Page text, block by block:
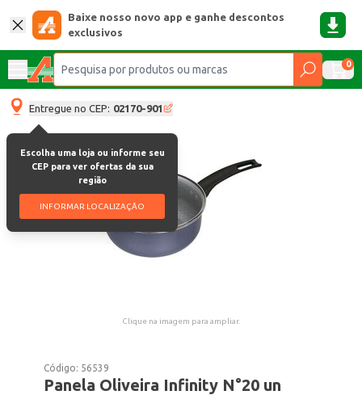
Baixe nosso novo app e ganhe descontos
exclusivos
0
Entregue no CEP: 02170-901
Escolha uma loja ou informe seu
CEP para ver ofertas da sua
região
INFORMAR LOCALIZAÇÃO
Clique na imagem para ampliar.
Código: 56539
Panela Oliveira Infinity N°20 un